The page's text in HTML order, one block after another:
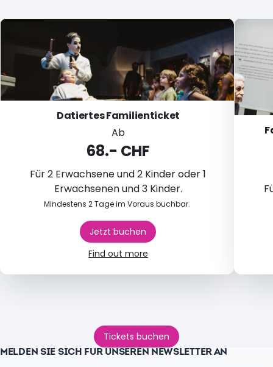
Datiertes Familienticket
Ab
68.- CHF
Für 2 Erwachsene und 2 Kinder oder 1
Erwachsenen und 3 Kinder.
Mindestens 2 Tage im Voraus buchbar.
Jetzt buchen
Find out more
Tickets buchen
MELDEN SIE SICH FÜR UNSEREN NEWSLETTER AN